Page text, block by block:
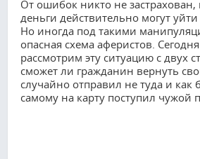
От ошибок никто не застрахован,
деньги действительно могут уйти
Но иногда под такими
опасная схема аферистов.
рассмотрим эту ситуацию с двух
сможет ли гражданин вернуть
случайно отправил не туда и как
самому на карту поступил чужой